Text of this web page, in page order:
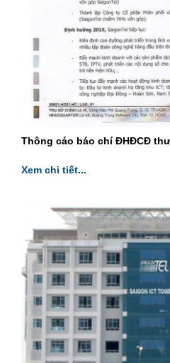
Thông cáo báo chí ĐHĐCĐ
Xem chi tiết...